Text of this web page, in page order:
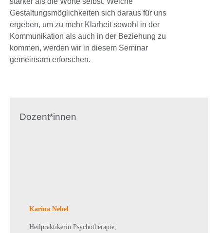
Gestaltungsmöglichkeiten sich daraus für uns
ergeben, um zu mehr Klarheit sowohl in der
Kommunikation als auch in der Beziehung zu
kommen, werden wir in diesem Seminar
gemeinsam erforschen.
Dozent*innen
Karina Nebel
Heilpraktikerin Psychotherapie,